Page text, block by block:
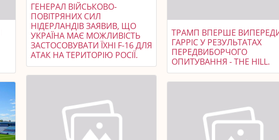
ГЕНЕРАЛ ВІЙСЬКОВО-
ПОВІТРЯНИХ СИЛ
НІДЕРЛАНДІВ ЗАЯВИВ, ЩО
УКРАЇНА МАЄ МОЖЛИВІСТЬ
ЗАСТОСОВУВАТИ ЇХНІ F-16 ДЛЯ
АТАК НА ТЕРИТОРІЮ РОСІЇ.
ТРАМП ВПЕРШЕ
ГАРРІС У РЕЗУЛЬТАТАХ
ПЕРЕДВИБОРЧОГО
ОПИТУВАННЯ - THE HILL.